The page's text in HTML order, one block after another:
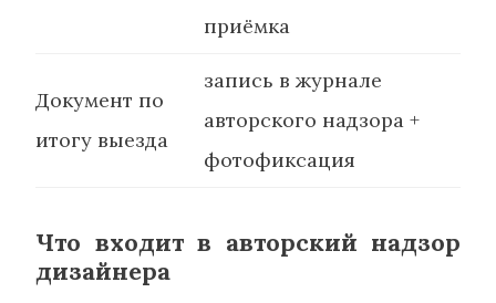
приёмка
Документ по
итогу выезда
запись в журнале
авторского надзора +
фотофиксация
Что входит в авторский надзор
дизайнера